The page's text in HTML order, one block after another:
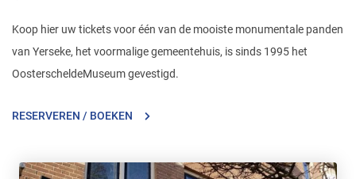
Koop hier uw tickets voor één van de mooiste monumentale panden
van Yerseke, het voormalige gemeentehuis, is sinds 1995 het
OosterscheldeMuseum gevestigd.
RESERVEREN / BOEKEN